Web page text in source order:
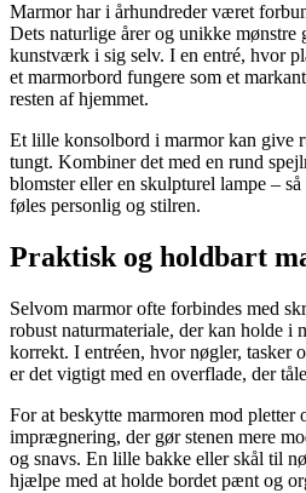
Marmor har i århundreder været
Dets naturlige årer og unikke
kunstværk i sig selv. I en entré, hvor
et marmorbord fungere som et
resten af hjemmet.
Et lille konsolbord i marmor kan give
tungt. Kombiner det med en rund
blomster eller en skulpturel lampe –
føles personlig og stilren.
Praktisk og holdbart
Selvom marmor ofte forbindes med
robust naturmateriale, der kan holde i
korrekt. I entréen, hvor nøgler, tasker
er det vigtigt med en overflade, der
For at beskytte marmoren mod pletter
imprægnering, der gør stenen mere
og snavs. En lille bakke eller skål til
hjælpe med at holde bordet pænt og